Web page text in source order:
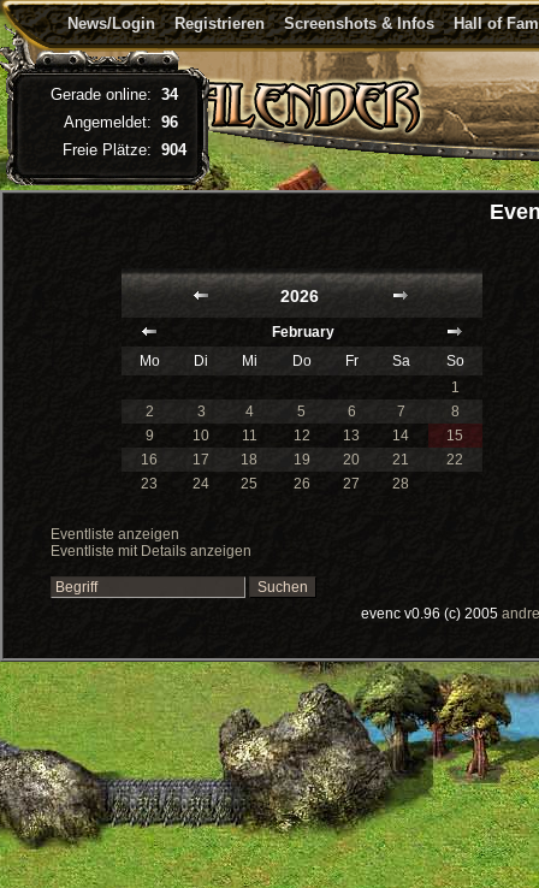
News/Login Registrieren Screenshots & Infos Hall of
2026
February
Mo
Di Mi Do Fr Sa
So
1
2
3 4 5 6 7
8
9
10 11 12 13 14
15
16
17 18 19 20 21
22
23
24 25 26 27 28
Eventliste anzeigen
Eventliste mit Details anzeigen
evenc v0.96 (c) 2005
Gerade online: 34
Angemeldet: 96
Freie Plätze: 904